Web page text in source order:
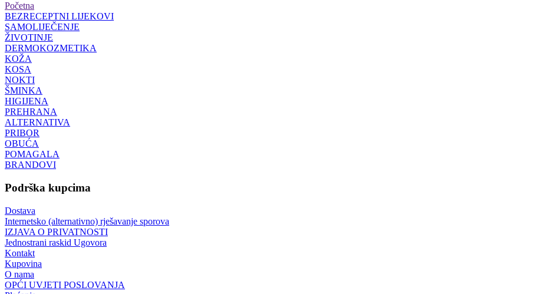
Početna
BEZRECEPTNI LIJEKOVI
SAMOLIJEČENJE
ŽIVOTINJE
DERMOKOZMETIKA
KOŽA
KOSA
NOKTI
ŠMINKA
HIGIJENA
PREHRANA
ALTERNATIVA
PRIBOR
OBUĆA
POMAGALA
BRANDOVI
Podrška kupcima
Dostava
Internetsko (alternativno) rješavanje sporova
IZJAVA O PRIVATNOSTI
Jednostrani raskid Ugovora
Kontakt
Kupovina
O nama
OPĆI UVJETI POSLOVANJA